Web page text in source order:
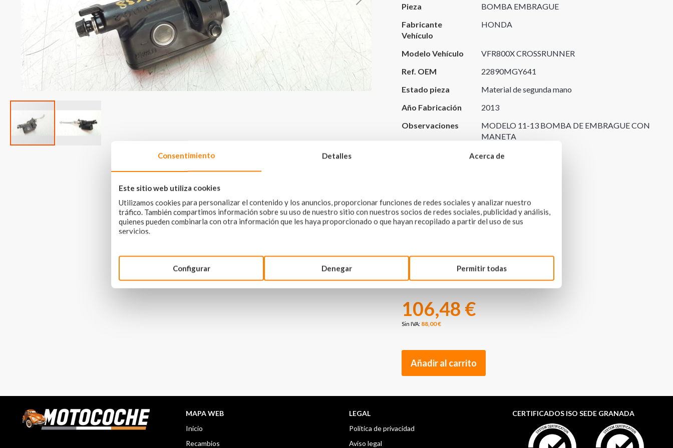
Pieza
BOMBA EMBRAGUE
Fabricante
Vehículo
HONDA
Modelo Vehículo
VFR800X CROSSRUNNER
Ref. OEM
22890MGY641
Estado pieza
Material de segunda mano
Año Fabricación
2013
Observaciones
MODELO 11-13 BOMBA DE EMBRAGUE CON
MANETA
106,48 €
88,00 €
Añadir al carrito
Consentimiento Detalles Acerca de
Este sitio web utiliza cookies
Utilizamos cookies para personalizar el contenido y los anuncios, proporcionar funciones de redes sociales y analizar nuestro
tráfico. También compartimos información sobre su uso de nuestro sitio con nuestros socios de redes sociales, publicidad y análisis,
quienes pueden combinarla con otra información que les haya proporcionado o que hayan recopilado a partir del uso de sus
servicios.
Configurar Denegar Permitir todas
MAPA WEB
Inicio
Recambios
LEGAL
Política de privacidad
Aviso legal
CERTIFICADOS ISO SEDE GRANADA